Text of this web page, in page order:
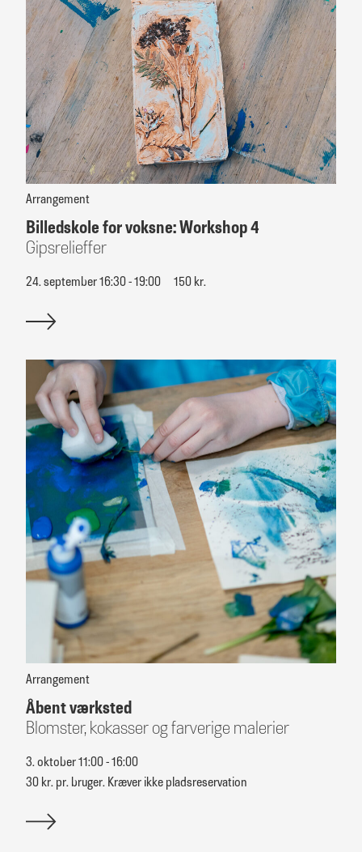
Arrangement
Billedskole for voksne: Workshop 4
Gipsrelieffer
24. september 16:30 - 19:00 150 kr.
Arrangement
Åbent værksted
Blomster, kokasser og farverige malerier
3. oktober 11:00 - 16:00
30 kr. pr. bruger. Kræver ikke pladsreservation